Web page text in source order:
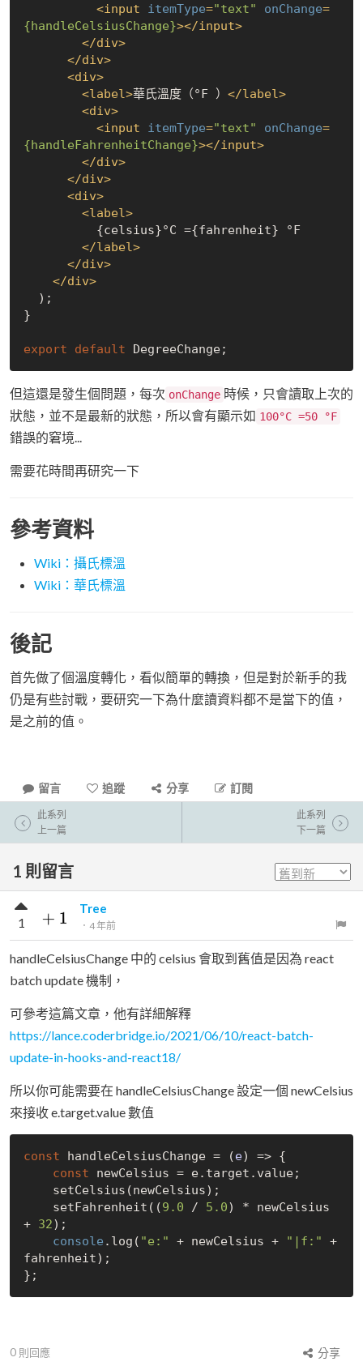
<input itemType="text" onChange=
{handleCelsiusChange}></input>
</div>
</div>
<div>
<label>華氏溫度（°F ） </label>
<div>
<input itemType="text" onChange=
{handleFahrenheitChange}></input>
</div>
</div>
<div>
<label>
</label>
</div>
</div>
}
export default
但這還是發生個問題，每次 onChange 時候，只會讀取上次的
狀態，並不是最新的狀態，所以會有顯示如 100°C =50 °F
錯誤的窘境...
需要花時間再研究一下
參考資料
Wiki：攝氏標溫
Wiki：華氏標溫
後記
首先做了個溫度轉化，看似簡單的轉換，但是對於新手的我
仍是有些討戰，要研究一下為什麼讀資料都不是當下的值，
是之前的值。
留言 追蹤 分享 訂閱
此系列
上一篇
此系列
下一篇
1 則留言
Tree
． 4 年前
1
handleCelsiusChange 中的 celsius 會取到舊值是因為 react
batch update 機制，
可參考這篇文章，他有詳細解釋
https://lance.coderbridge.io/2021/06/10/react-batch-
update-in-hooks-and-react18/
所以你可能需要在 handleCelsiusChange 設定一個 newCelsius
來接收 e.target.value 數值
const handleCelsiusChange = (e) => {
const newCelsius = e.target.value;
    setFahrenheit((
9.0 / 5.0) * newCelsius
+ 32);
console .log( "e:" + newCelsius + "|f:" +
fahrenheit);
0 則回應 分享